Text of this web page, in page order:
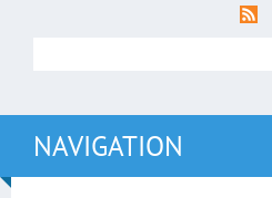
NAVIGATION